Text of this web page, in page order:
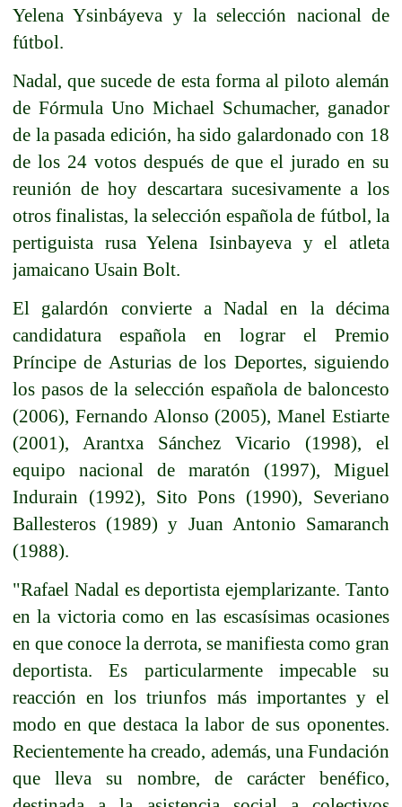
Yelena Ysinbáyeva y la selección nacional de
fútbol.
Nadal, que sucede de esta forma al piloto alemán
de Fórmula Uno Michael Schumacher, ganador
de la pasada edición, ha sido galardonado con 18
de los 24 votos después de que el jurado en su
reunión de hoy descartara sucesivamente a los
otros finalistas, la selección española de fútbol, la
pertiguista rusa Yelena Isinbayeva y el atleta
jamaicano Usain Bolt.
El galardón convierte a Nadal en la décima
candidatura española en lograr el Premio
Príncipe de Asturias de los Deportes, siguiendo
los pasos de la selección española de baloncesto
(2006), Fernando Alonso (2005), Manel Estiarte
(2001), Arantxa Sánchez Vicario (1998), el
equipo nacional de maratón (1997), Miguel
Indurain (1992), Sito Pons (1990), Severiano
Ballesteros (1989) y Juan Antonio Samaranch
(1988).
"Rafael Nadal es deportista ejemplarizante. Tanto
en la victoria como en las escasísimas ocasiones
en que conoce la derrota, se manifiesta como gran
deportista. Es particularmente impecable su
reacción en los triunfos más importantes y el
modo en que destaca la labor de sus oponentes.
Recientemente ha creado, además, una Fundación
que lleva su nombre, de carácter benéfico,